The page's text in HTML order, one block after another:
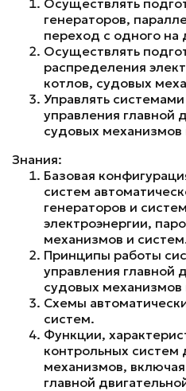
Осуществлять
генераторов,
переход с одного на
Осуществлять
распределения
котлов, судовых
Управлять
управления главной
судовых механизмов
Знания:
Базовая
систем
генераторов и
электроэнергии,
механизмов и
Принципы работы
управления главной
судовых механизмов
Схемы
систем.
Функции,
контрольных систем
механизмов,
главной